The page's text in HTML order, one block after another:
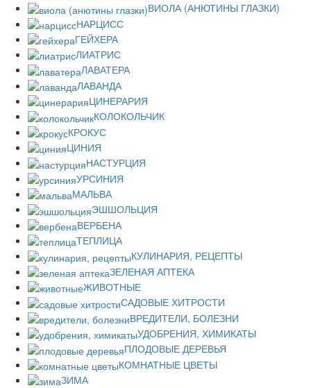
ВИОЛА (АНЮТИНЫ ГЛАЗКИ)
НАРЦИСС
ГЕЙХЕРА
ЛИАТРИС
ЛАВАТЕРА
ЛАВАНДА
ЦИНЕРАРИЯ
КОЛОКОЛЬЧИК
КРОКУС
ЦИНИЯ
НАСТУРЦИЯ
УРСИНИЯ
МАЛЬВА
ЭШШОЛЬЦИЯ
ВЕРБЕНА
ТЕПЛИЦА
КУЛИНАРИЯ, РЕЦЕПТЫ
ЗЕЛЕНАЯ АПТЕКА
ЖИВОТНЫЕ
САДОВЫЕ ХИТРОСТИ
ВРЕДИТЕЛИ, БОЛЕЗНИ
УДОБРЕНИЯ, ХИМИКАТЫ
ПЛОДОВЫЕ ДЕРЕВЬЯ
КОМНАТНЫЕ ЦВЕТЫ
ЗИМА